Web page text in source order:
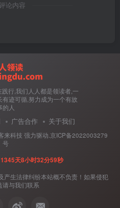
论内容
行,我们人人都是领读者,一
迹可循,努力成为一个有故
的人
广告合作 关于我们
来科技 强力驱动. 京ICP备2022003279
号
1345天8小时33分0秒
产生法律纠纷本站概不负责！如果侵犯
请与我们联系